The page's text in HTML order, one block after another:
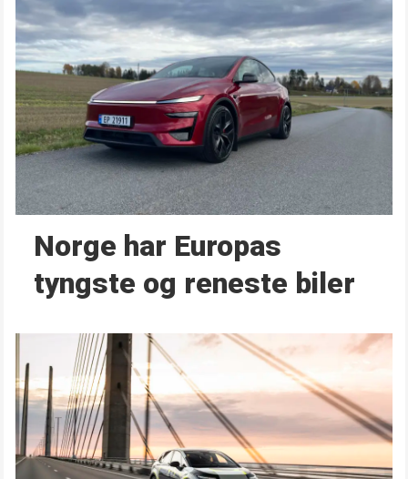
Norge har Europas
tyngste og reneste biler